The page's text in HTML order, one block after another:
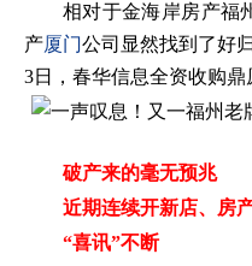
相对于金海岸房产福
产厦门公司显然找到了好
3日，春华信息全资收购鼎
破产来的毫无预兆
近期连续开新店、房
“喜讯”不断